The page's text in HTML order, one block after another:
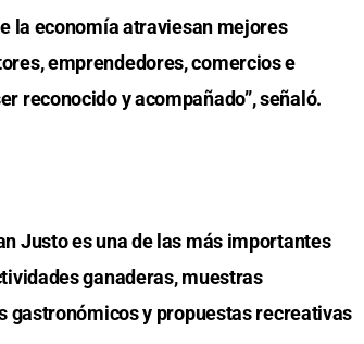
la economía atraviesan mejores
emprendedores, comercios e
reconocido y acompañado”, señaló.
Justo es una de las más importantes
ganaderas, muestras
gastronómicos y propuestas recreativas